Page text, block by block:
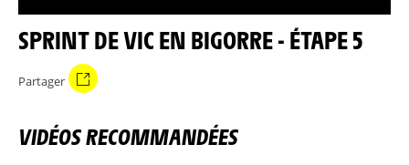
SPRINT DE VIC EN BIGORRE - ÉTAPE 5
Partager
VIDÉOS RECOMMANDÉES